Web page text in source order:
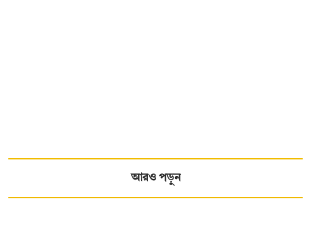
আরও পড়ুন